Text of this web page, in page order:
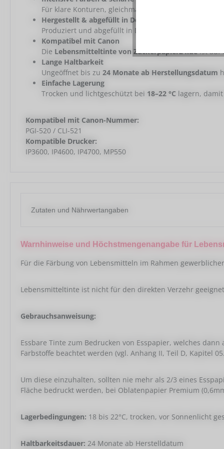
Für klare Konturen, gleichmäßige Farbflächen und
Hergestellt & abgefüllt in Deutschland
Produziert und abgefüllt in Deutschland – für
Kompatibel mit Canon
Die Lebensmitteltinte von Zuckerpapier24.deist auf
Lange Haltbarkeit
Ungeöffnet bis zu 24 Monate ab Herstellungsdatum
Einfache Lagerung
Trocken und lichtgeschützt bei 18–22 °C lagern,
Kompatibel mit Canon-Nummer:
PGI-520 / CLI-521
Kompatible Drucker:
IP3600, IP4600, IP4700, MP550
Zutaten und Nährwertangaben
Warnhinweise und Höchstmengenangabe für
Für die Färbung von Lebensmitteln im Rahmen
Lebensmitteltinte ist nicht für den direkten Verzehr
Gebrauchsanweisung:
Essbare Tinte zum Bedrucken von Esspapier, welches
Farbstoffe beachtet werden (vgl. Anhang II, Teil D, Kapitel
Um diese einzuhalten, sollten nie mehr als 2/3 eines
Fläche bedruckt werden, bei Oblatenpapier Premium
Lagerbedingungen: 18 bis 22°C, trocken, vor Sonnenlicht
Haltbarkeitsdauer: 24 Monate ab Herstelldatum